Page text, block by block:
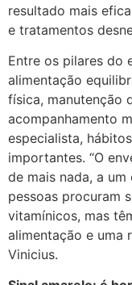
resultado mais
e tratamentos
Entre os pilares do
alimentação
física, manutenção
acompanhamento
especialista,
importantes. “O
de mais nada, a
pessoas procuram
vitamínicos, mas
alimentação e uma
Vinicius.